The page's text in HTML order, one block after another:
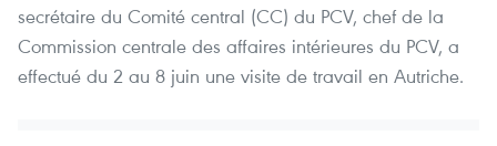
secrétaire du Comité central (CC) du PCV, chef de la
Commission centrale des affaires intérieures du PCV, a
effectué du 2 au 8 juin une visite de travail en Autriche.